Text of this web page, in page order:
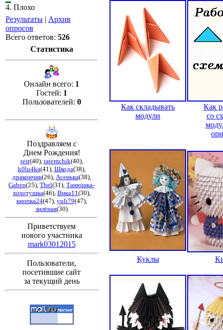
4. Плохо
Результаты | Архив
опросов
Всего ответов: 526
Статистика
Онлайн всего: 1
Гостей: 1
Пользователей: 0
Поздравляем с
Днем Рождения!
test(40), tatemchik(40),
k0lu4ka(41), Шкода(38),
дракончик(26), Асенька(38),
Gaben(25), Thel(31), Танюшка-
хохотушка(46), Вика11(30),
кнопка24(47), yuli79(47),
зилёная(30)
Приветствуем
нового участника
mark03012015
Пользователи,
посетившие сайт
за текущий день
Как складывать
модули
Как
со
Куклы